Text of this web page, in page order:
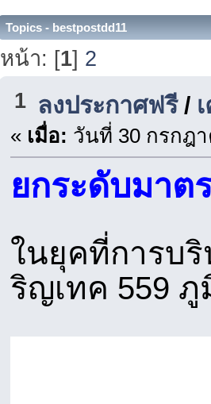
Topics - bestpostdd11
หน้า: [1] 2
1 ลงประกาศฟรี/
« เมื่อ: วันที่ 30 กรกฎา
ยกระดับมาต
ในยุคที่การบ
ริญเทค 559 ภู